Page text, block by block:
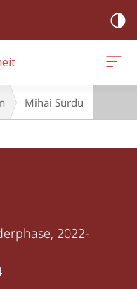
Mihai Surdu
2022-